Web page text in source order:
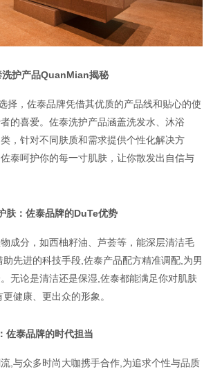
护产品QuanMian揭秘
择，佐泰品牌凭借其优质的产品线和贴心的使
的喜爱。佐泰洗护产品涵盖洗发水、沐浴
，针对不同肤质和需求提供个性化解决方
泰呵护你的每一寸肌肤，让你散发出自信与
肤：佐泰品牌的DuTe优势
成分，如西柚籽油、芦荟等，能深层清洁毛
先进的科技手段,佐泰产品配方精准调配,为男
无论是清洁还是保湿,佐泰都能满足你对肌肤
健康、更出众的形象。
佐泰品牌的时代担当
,与众多时尚大咖携手合作,为追求个性与品质